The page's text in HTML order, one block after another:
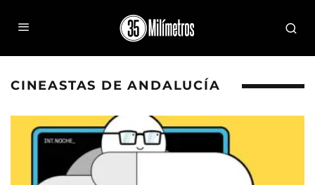
CINEASTAS DE ANDALUCÍA